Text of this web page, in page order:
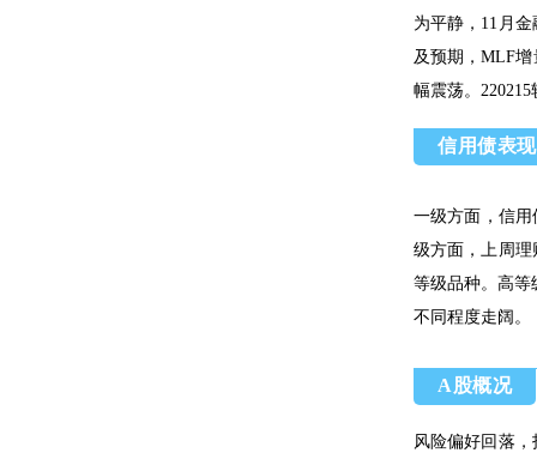
为平静，11月
及预期，MLF
幅震荡。
信用债表现
一级方面，信用
级方面，上周
等级品种。高等
不同程度走阔。
A股概况
风险偏好回落